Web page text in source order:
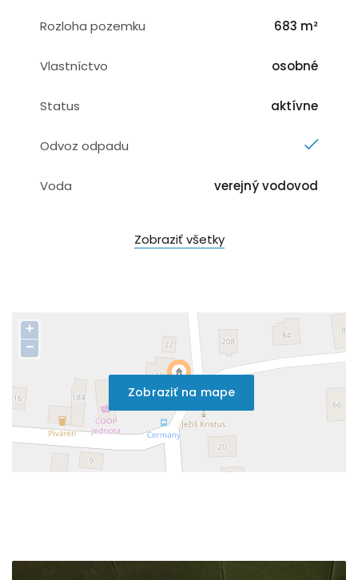
Rozloha pozemku 683 m²
Vlastníctvo osobné
Status aktívne
Odvoz odpadu
Voda verejný vodovod
Zobraziť všetky
Zobraziť na mape
+
−